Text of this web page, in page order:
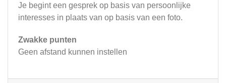
Je begint een gesprek op basis van persoonlijke
interesses in plaats van op basis van een foto.
Zwakke punten
Geen afstand kunnen instellen